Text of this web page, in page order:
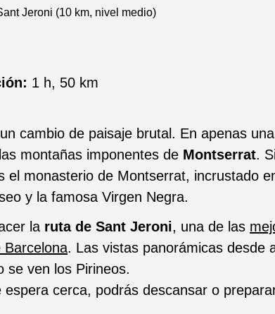
Jeroni (10 km, nivel medio)
1 h, 50 km
cambio de paisaje brutal. En apenas
montañas imponentes de Montserrat.
el monasterio de Montserrat, incrustado
y la famosa Virgen Negra.
la ruta de Sant Jeroni, una de las
Barcelona. Las vistas panorámicas desde
se ven los Pirineos.
cerca, podrás descansar o